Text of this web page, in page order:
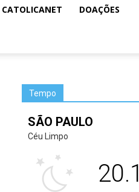
CATOLICANET DOAÇÕES
Tempo
SÃO PAULO
Céu Limpo
20.1